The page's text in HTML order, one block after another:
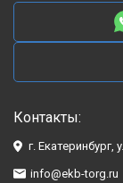
Контакты:
г. Екатеринбург,
info@ekb-torg.ru